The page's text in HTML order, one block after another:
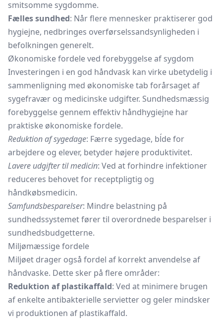
smitsomme sygdomme.
Fælles sundhed: Når flere mennesker praktiserer god
hygiejne, nedbringes overførselssandsynligheden i
befolkningen generelt.
Økonomiske fordele ved forebyggelse af sygdom
Investeringen i en god håndvask kan virke ubetydelig i
sammenligning med økonomiske tab forårsaget af
sygefravær og medicinske udgifter. Sundhedsmæssig
forebyggelse gennem effektiv håndhygiejne har
praktiske økonomiske fordele.
Reduktion af sygedage: Færre sygedage, bĺde for
arbejdere og elever, betyder højere produktivitet.
Lavere udgifter til medicin: Ved at forhindre infektioner
reduceres behovet for receptpligtig og
håndkøbsmedicin.
Samfundsbesparelser: Mindre belastning på
sundhedssystemet fører til overordnede besparelser i
sundhedsbudgetterne.
Miljømæssige fordele
Miljøet drager også fordel af korrekt anvendelse af
håndvaske. Dette sker på flere områder:
Reduktion af plastikaffald: Ved at minimere brugen
af enkelte antibakterielle servietter og geler mindsker
vi produktionen af plastikaffald.